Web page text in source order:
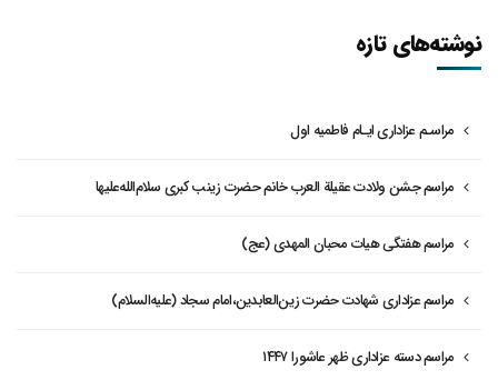
نوشته‌های تازه
مراسـم عزاداری ایـام فاطمیه اول
مراسم جشن ولادت عقیلة العرب خانم حضرت زینب کبری سلام‌الله‌علیها
مراسم هفتگی هیات محبان المهدی (عج)
مراسم عزاداری شهادت حضرت زین‌العابدین،امام سجاد (علیه‌السلام)
مراسم دسته عزاداری ظهر عاشورا ۱۴۴۷